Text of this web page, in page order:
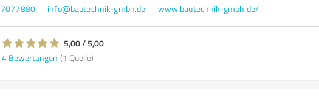
7077880 info@bautechnik-gmbh.de www.bautechnik-gmbh.de/
5,00 / 5,00
4 Bewertungen (1 Quelle)